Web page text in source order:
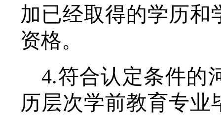
加已经取得的学历和
资格。
4.符合认定条件的
历层次学前教育专